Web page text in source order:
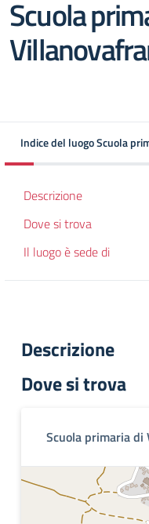
Scuola
Indice del luogo Scuola
Descrizione
Dove si trova
Il luogo è sede di
Descrizione
Dove si trova
Scuola primaria di